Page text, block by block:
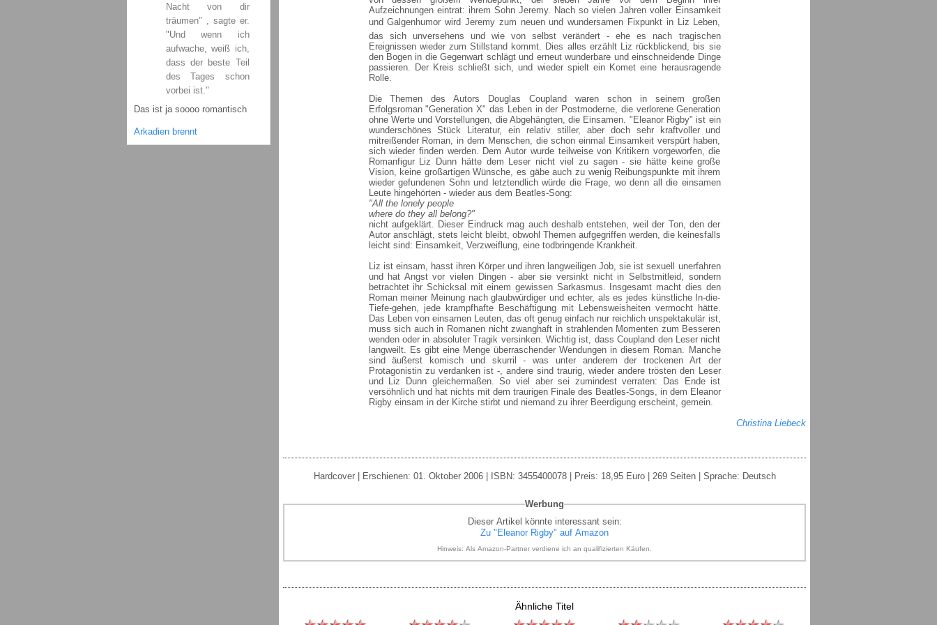
Nacht von dir
träumen" , sagte er.
"Und wenn ich
aufwache, weiß ich,
dass der beste Teil
des Tages schon
vorbei ist."
Das ist ja soooo romantisch
Arkadien brennt
Aufzeichnungen eintrat: ihrem Sohn Jeremy. Nach so vielen Jahren voller Einsamkeit
und Galgenhumor wird Jeremy zum neuen und wundersamen Fixpunkt in Liz Leben,
das sich unversehens und wie von selbst verändert - ehe es nach tragischen
Ereignissen wieder zum Stillstand kommt. Dies alles erzählt Liz rückblickend, bis sie
den Bogen in die Gegenwart schlägt und erneut wunderbare und einschneidende Dinge
passieren. Der Kreis schließt sich, und wieder spielt ein Komet eine herausragende
Rolle.
Die Themen des Autors Douglas Coupland waren schon in seinem großen
Erfolgsroman "Generation X" das Leben in der Postmoderne, die verlorene Generation
ohne Werte und Vorstellungen, die Abgehängten, die Einsamen. "Eleanor Rigby" ist ein
wunderschönes Stück Literatur, ein relativ stiller, aber doch sehr kraftvoller und
mitreißender Roman, in dem Menschen, die schon einmal Einsamkeit verspürt haben,
sich wieder finden werden. Dem Autor wurde teilweise von Kritikern vorgeworfen, die
Romanfigur Liz Dunn hätte dem Leser nicht viel zu sagen - sie hätte keine große
Vision, keine großartigen Wünsche, es gäbe auch zu wenig Reibungspunkte mit ihrem
wieder gefundenen Sohn und letztendlich würde die Frage, wo denn all die einsamen
Leute hingehörten - wieder aus dem Beatles-Song:
"All the lonely people
where do they all belong?"
nicht aufgeklärt. Dieser Eindruck mag auch deshalb entstehen, weil der Ton, den der
Autor anschlägt, stets leicht bleibt, obwohl Themen aufgegriffen werden, die keinesfalls
leicht sind: Einsamkeit, Verzweiflung, eine todbringende Krankheit.
Liz ist einsam, hasst ihren Körper und ihren langweiligen Job, sie ist sexuell unerfahren
und hat Angst vor vielen Dingen - aber sie versinkt nicht in Selbstmitleid, sondern
betrachtet ihr Schicksal mit einem gewissen Sarkasmus. Insgesamt macht dies den
Roman meiner Meinung nach glaubwürdiger und echter, als es jedes künstliche In-die-
Tiefe-gehen, jede krampfhafte Beschäftigung mit Lebensweisheiten vermocht hätte.
Das Leben von einsamen Leuten, das oft genug einfach nur reichlich unspektakulär ist,
muss sich auch in Romanen nicht zwanghaft in strahlenden Momenten zum Besseren
wenden oder in absoluter Tragik versinken. Wichtig ist, dass Coupland den Leser nicht
langweilt. Es gibt eine Menge überraschender Wendungen in diesem Roman. Manche
sind äußerst komisch und skurril - was unter anderem der trockenen Art der
Protagonistin zu verdanken ist -, andere sind traurig, wieder andere trösten den Leser
und Liz Dunn gleichermaßen. So viel aber sei zumindest verraten: Das Ende ist
versöhnlich und hat nichts mit dem traurigen Finale des Beatles-Songs, in dem Eleanor
Rigby einsam in der Kirche stirbt und niemand zu ihrer Beerdigung erscheint, gemein.
Christina Liebeck
Hardcover | Erschienen: 01. Oktober 2006 | ISBN: 3455400078 | Preis: 18,95 Euro | 269 Seiten | Sprache: Deutsch
Werbung
Dieser Artikel könnte interessant sein:
Zu "Eleanor Rigby" auf Amazon
Hinweis: Als Amazon-Partner verdiene ich an qualifizierten Käufen.
Ähnliche Titel